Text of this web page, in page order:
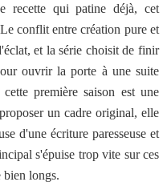
recette qui patine déjà, cet
conflit entre création pure et
et la série choisit de finir
ouvrir la porte à une suite
première saison est une
un cadre original, elle
d'une écriture paresseuse et
s'épuise trop vite sur ces
bien longs.